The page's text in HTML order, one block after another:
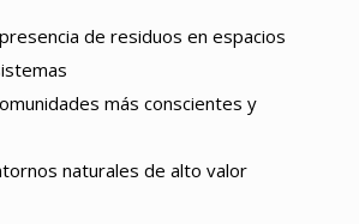
de residuos en espacios
más conscientes y
naturales de alto valor